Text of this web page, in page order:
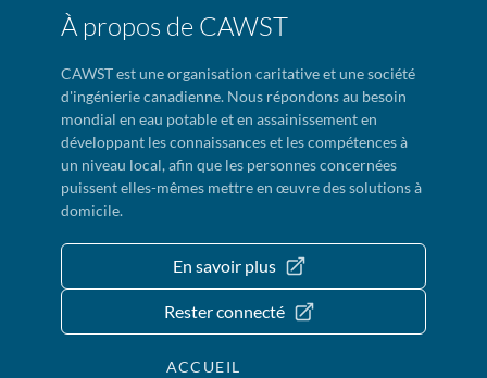
À propos de CAWST
CAWST est une organisation caritative et une société
d'ingénierie canadienne. Nous répondons au besoin
mondial en eau potable et en assainissement en
développant les connaissances et les compétences à
un niveau local, afin que les personnes concernées
puissent elles-mêmes mettre en œuvre des solutions à
domicile.
En savoir plus
Rester connecté
ACCUEIL